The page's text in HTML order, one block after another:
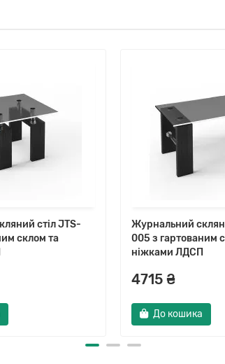
стіл JTS-
склом та
Журнальний
005 з гартованим
ніжками ЛДСП
4715 ₴
До кошика